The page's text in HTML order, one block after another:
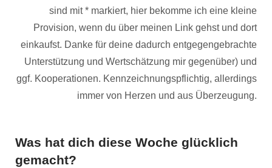
sind mit * markiert, hier bekomme ich eine kleine
Provision, wenn du über meinen Link gehst und dort
einkaufst. Danke für deine dadurch entgegengebrachte
Unterstützung und Wertschätzung mir gegenüber) und
ggf. Kooperationen. Kennzeichnungspflichtig, allerdings
immer von Herzen und aus Überzeugung.
Was hat dich diese Woche glücklich
gemacht?